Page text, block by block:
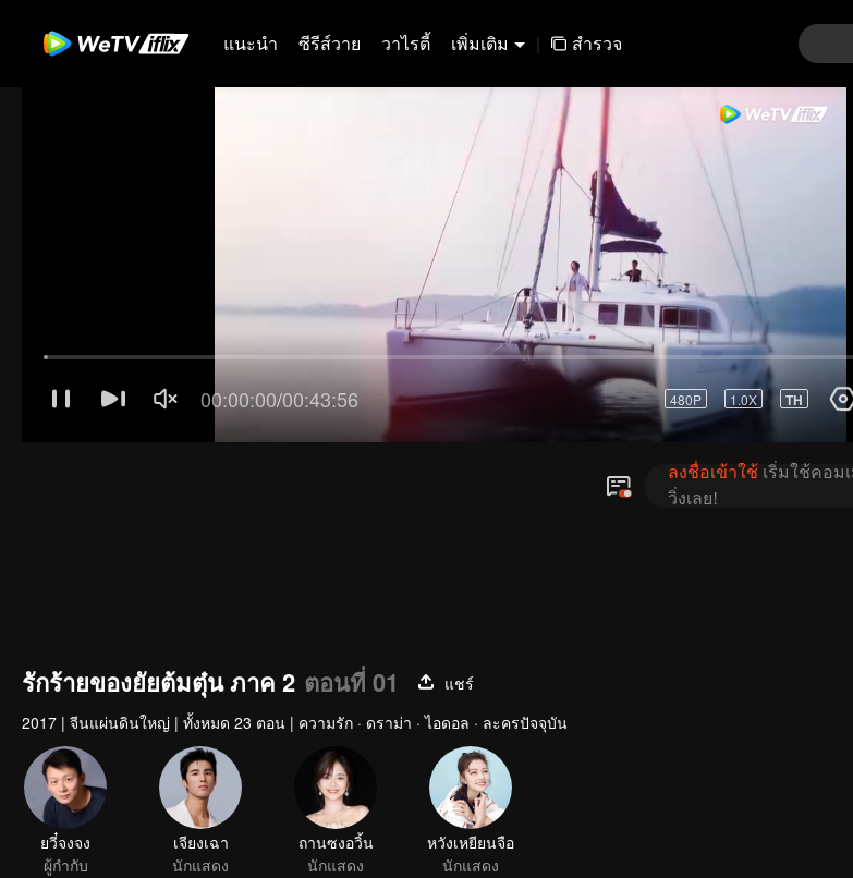
แนะนำ ซีรีส์วาย วาไรตี้ เพิ่มเติม | สำรวจ
รักร้ายของยัยต้มตุ๋น ภาค 2 ตอนที่ 01
แชร์
2017 | จีนแผ่นดินใหญ่ | ทั้งหมด 23 ตอน | ความรัก · ดราม่า · ไอดอล · ละครปัจจุบัน
ยวี๋จงจง
ผู้กำกับ
เจียงเฉา
นักแสดง
ถานซงอวิ้น
นักแสดง
หวังเหยียนจือ
นักแสดง